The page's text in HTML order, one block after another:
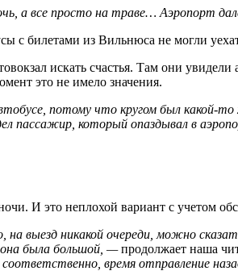
а все просто на траве… Аэропорт
искать счастья. Там они
это не имело значения.
потому что кругом был
пассажир, который опаздывал в
И это неплохой вариант с учетом
выезд никакой очереди, можно
она была большой, —продолжает наша
время отправление